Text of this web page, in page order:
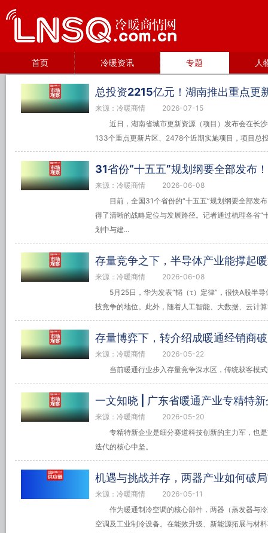
首页 冷暖资讯 专题 人
总投资2215亿元！湖南推出重点更
来源：冷暖商情
2026-07-15
近日，湖南省城市更新资源（项目）发布会在长
133个重点更新片区、2478个近期实施项目，项目总
31省份“十五五”规划纲要全部发布！
来源：冷暖商情
2026-06-08
目前，全国31个省份的“十五五”规划纲要全部发
得了清晰的战略定位与发展路径。记者通过梳理各省
划中与建...
存量竞争之下，半导体产业能撑起
来源：冷暖商情
2026-06-08
5月25日，华为发表“韬（τ）定律”，很快A股半
技竞争的地位。此外，随着人工智能、大数据、云计
存量博弈下，转介绍成暖通经销商
来源：冷暖商情
2026-05-22
当前暖通行业步入存量竞争深水区，传统获客模
一文知晓 | 广东省暖通产业专精特
来源：冷暖商情
2026-05-20
专精特新企业是细分赛道科技创新的主力军，也
迭代的核心中坚。
机遇与挑战并存，两器产业如何破
来源：冷暖商情
2026-05-11
作为暖通制冷空调的核心部件，两器（蒸发器与
空调及工业制冷设备。在能效升级、新能源拓展与材